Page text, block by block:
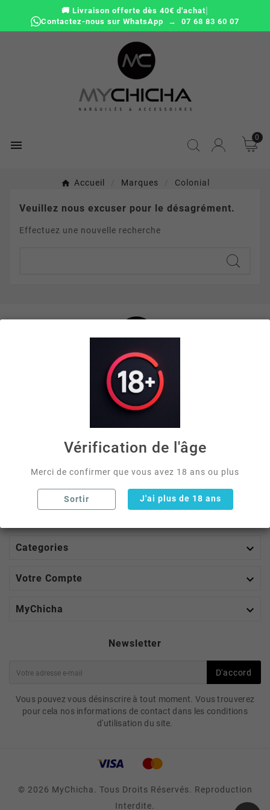
🚚 Livraison offerte dès 40€ d'achat|
Contactez-nous sur WhatsApp → 07 68 83 60 07

0
Accueil Marques Colonial
Veuillez nous excuser pour le désagrément.
Effectuez une nouvelle recherche
Nous sommes un acteur reconnu dans toute la France
mychicha.fr, nous associons innovation et savoir-faire
pour sublimer votre expérience chicha. Notre mission est
d'apporter créativité et fonctionnalité à chaque détail,
passionnés du narguilé.
Categories 
Votre Compte 
MyChicha 
Newsletter
D'accord
Vous pouvez vous désinscrire à tout moment. Vous trouverez
pour cela nos informations de contact dans les conditions
d'utilisation du site.
Vérification de l'âge
Merci de confirmer que vous avez 18 ans ou plus
Sortir J'ai plus de 18 ans
© 2026 MyChicha. Tous Droits Réservés. Reproduction
Interdite.